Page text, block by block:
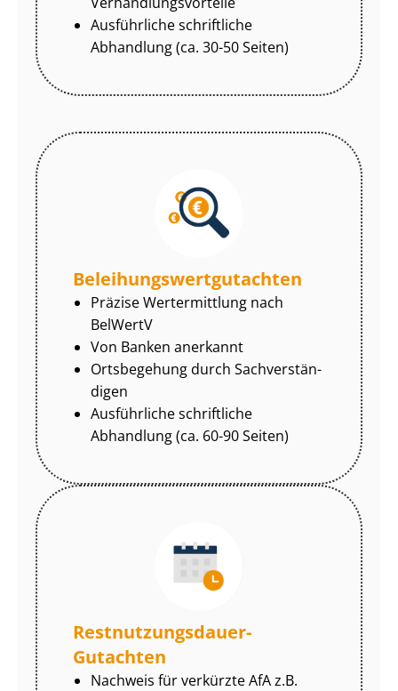
Ausführliche schriftliche
Abhandlung (ca. 30-50 Seiten)
Be­lei­hungs­wert­gut­ach­ten
Präzise Wertermittlung nach
BelWertV
Von Banken anerkannt
Ortsbegehung durch Sach­ver­stän­
di­gen
Ausführliche schriftliche
Abhandlung (ca. 60-90 Seiten)
Rest­nut­zungs­dau­er-
Gutachten
Nachweis für verkürzte AfA z.B.